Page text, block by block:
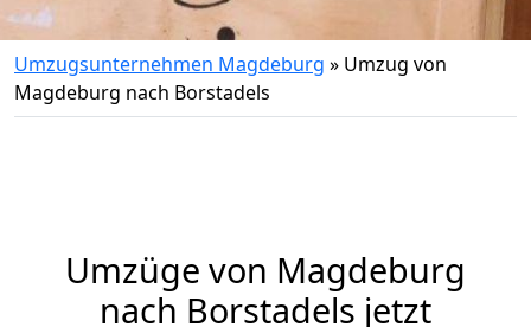
Umzugsunternehmen Magdeburg » Umzug von
Magdeburg nach Borstadels
Umzüge von Magdeburg
nach Borstadels jetzt